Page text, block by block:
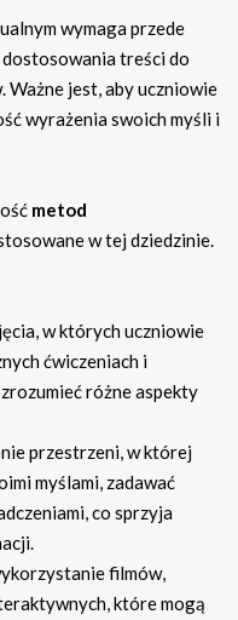
wymaga przede
treści do
Ważne jest, aby uczniowie
wyrażenia swoich myśli i
metod
w tej dziedzinie.
w których uczniowie
ćwiczeniach i
różne aspekty
przestrzeni, w której
myślami, zadawać
co sprzyja
filmów,
które mogą